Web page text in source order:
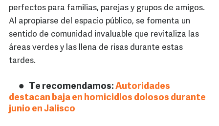
perfectos para familias, parejas y grupos de amigos.
Al apropiarse del espacio público, se fomenta un
sentido de comunidad invaluable que revitaliza las
áreas verdes y las llena de risas durante estas
tardes.
Te recomendamos: Autoridades
destacan baja en homicidios dolosos durante
junio en Jalisco